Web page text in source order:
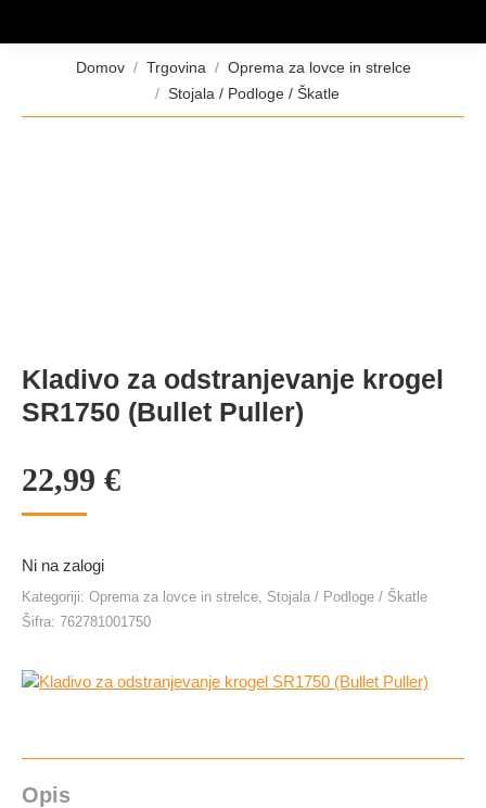
Tukaj ste:Domov Trgovina
Oprema za lovce in strelce
Stojala / Podloge / Škatle
Kladivo za odstranjevanje krogel
SR1750 (Bullet Puller)
22,99 €
Ni na zalogi
Kategoriji: Oprema za lovce in strelce, Stojala / Podloge / Škatle
Šifra: 762781001750
Opis